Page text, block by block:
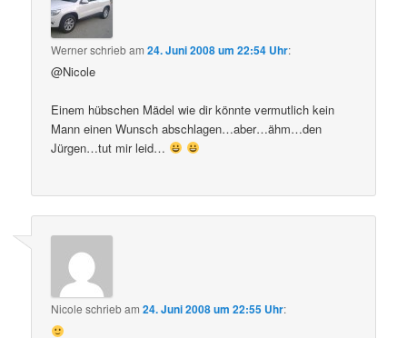
Wernerschriebam24. Juni 2008 um 22:54 Uhr:
@Nicole
Einem hübschen Mädel wie dir könnte vermutlich kein
Mann einen Wunsch abschlagen…aber…ähm…den
Jürgen…tut mir leid…
Nicole schriebam24. Juni 2008 um 22:55 Uhr: